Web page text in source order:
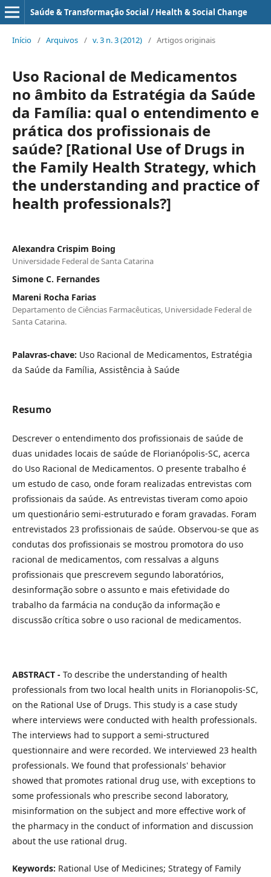
Saúde & Transformação Social / Health & Social Change
Início / Arquivos / v. 3 n. 3 (2012) / Artigos originais
Uso Racional de Medicamentos
no âmbito da Estratégia da Saúde
da Família: qual o entendimento e
prática dos profissionais de
saúde? [Rational Use of Drugs in
the Family Health Strategy, which
the understanding and practice of
health professionals?]
Alexandra Crispim Boing
Universidade Federal de Santa Catarina
Simone C. Fernandes
Mareni Rocha Farias
Departamento de Ciências Farmacêuticas, Universidade Federal de
Santa Catarina.
Palavras-chave: Uso Racional de Medicamentos, Estratégia
da Saúde da Família, Assistência à Saúde
Resumo
Descrever o entendimento dos profissionais de saúde de
duas unidades locais de saúde de Florianópolis-SC, acerca
do Uso Racional de Medicamentos. O presente trabalho é
um estudo de caso, onde foram realizadas entrevistas com
profissionais da saúde. As entrevistas tiveram como apoio
um questionário semi-estruturado e foram gravadas. Foram
entrevistados 23 profissionais de saúde. Observou-se que as
condutas dos profissionais se mostrou promotora do uso
racional de medicamentos, com ressalvas a alguns
profissionais que prescrevem segundo laboratórios,
desinformação sobre o assunto e mais efetividade do
trabalho da farmácia na condução da informação e
discussão crítica sobre o uso racional de medicamentos.
ABSTRACT - To describe the understanding of health
professionals from two local health units in Florianopolis-SC,
on the Rational Use of Drugs. This study is a case study
where interviews were conducted with health professionals.
The interviews had to support a semi-structured
questionnaire and were recorded. We interviewed 23 health
professionals. We found that professionals' behavior
showed that promotes rational drug use, with exceptions to
some professionals who prescribe second laboratory,
misinformation on the subject and more effective work of
the pharmacy in the conduct of information and discussion
about the use rational drug.
Keywords: Rational Use of Medicines; Strategy of Family